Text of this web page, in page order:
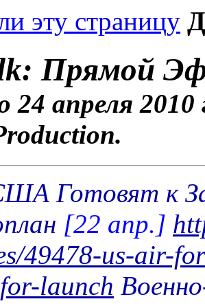
эту страницу
Прямой
24 апреля 2010
Готовят к
[22 апр.]
49478-us-air-
launch